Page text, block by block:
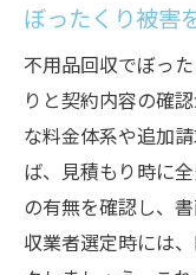
選び方
口コミや
コツ
不用品回
優良不用
う
ぼったく
ぼったくり被害
不用品回収でぼっ
りと契約内容の確
な料金体系や追加
ば、見積もり時に
の有無を確認し、
収業者選定時には